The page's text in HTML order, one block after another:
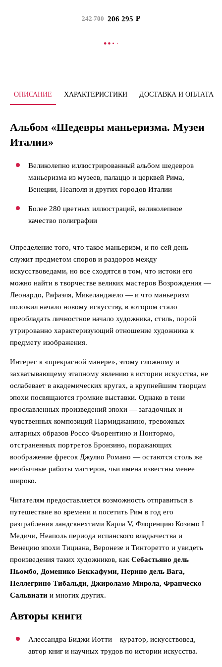
242 700 206 295
В КОРЗИНУ
ОПИСАНИЕ ХАРАКТЕРИСТИКИ ДОСТАВКА И ОПЛАТА
Альбом «Шедевры маньеризма. Музеи
Италии»
Великолепно иллюстрированный альбом шедевров
маньеризма из музеев, палаццо и церквей Рима,
Венеции, Неаполя и других городов Италии
Более 280 цветных иллюстраций, великолепное
качество полиграфии
Определение того, что такое маньеризм, и по сей день
служит предметом споров и раздоров между
искусствоведами, но все сходятся в том, что истоки его
можно найти в творчестве великих мастеров Возрождения —
Леонардо, Рафаэля, Микеланджело — и что маньеризм
положил начало новому искусству, в котором стало
преобладать личностное начало художника, стиль, порой
утрированно характеризующий отношение художника к
предмету изображения.
Интерес к «прекрасной манере», этому сложному и
захватывающему этапному явлению в истории искусства, не
ослабевает в академических кругах, а крупнейшим творцам
эпохи посвящаются громкие выставки. Однако в тени
прославленных произведений эпохи — загадочных и
чувственных композиций Пармиджанино, тревожных
алтарных образов Россо Фьорентино и Понтормо,
отстраненных портретов Бронзино, поражающих
воображение фресок Джулио Романо — остаются столь же
необычные работы мастеров, чьи имена известны менее
широко.
Читателям предоставляется возможность отправиться в
путешествие во времени и посетить Рим в год его
разграбления ландскнехтами Карла V, Флоренцию Козимо I
Медичи, Неаполь периода испанского владычества и
Венецию эпохи Тициана, Веронезе и Тинторетто и увидеть
произведения таких художников, как Себастьяно дель
Пьомбо, Доменико Беккафуми, Перино дель Вага,
Пеллегрино Тибальди, Джироламо Мирола, Франческо
Сальвиати и многих других.
Авторы книги
Алессандра Биджи Иотти – куратор, искусствовед,
автор книг и научных трудов по истории искусства.